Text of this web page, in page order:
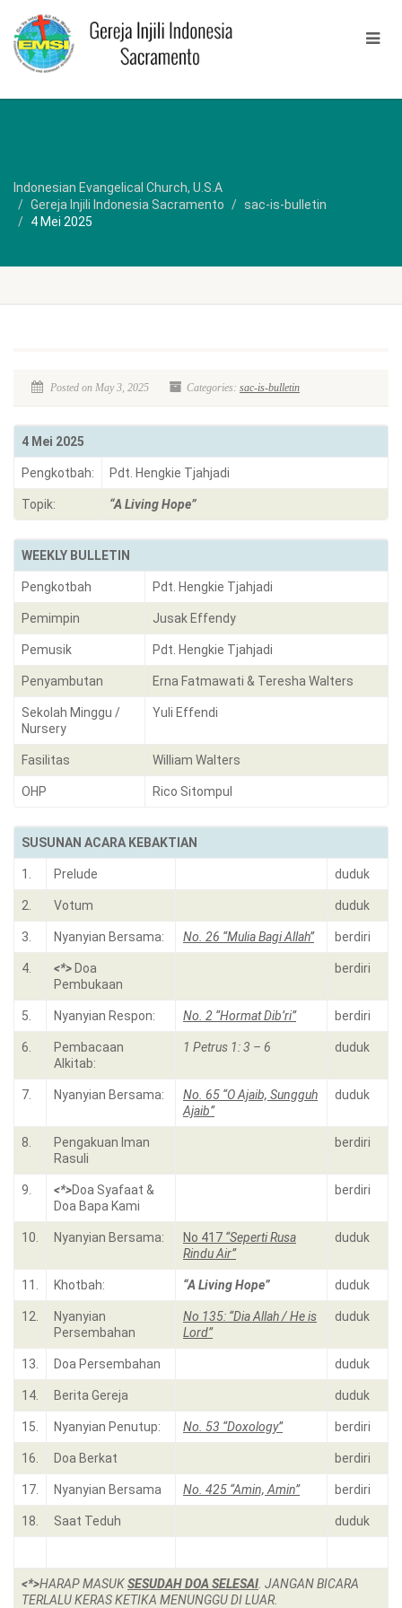
Indonesian Evangelical Church, U.S.A
Gereja Injili Indonesia Sacramento
sac-is-bulletin
4 Mei 2025
Posted on May 3, 2025 Categories: sac-is-bulletin
4 Mei 2025
Pengkotbah: Pdt. Hengkie Tjahjadi
Topik: “A Living Hope”
WEEKLY BULLETIN
Pengkotbah Pdt. Hengkie Tjahjadi
Pemimpin Jusak Effendy
Pemusik Pdt. Hengkie Tjahjadi
Penyambutan Erna Fatmawati & Teresha Walters
Sekolah Minggu /
Nursery
Yuli Effendi
Fasilitas William Walters
OHP Rico Sitompul
SUSUNAN ACARA KEBAKTIAN
1. Prelude duduk
2. Votum duduk
3. Nyanyian Bersama: No. 26 “Mulia Bagi Allah” berdiri
4. <*> Doa
Pembukaan
berdiri
5. Nyanyian Respon: No. 2 “Hormat Dib’ri” berdiri
6.
Pembacaan
Alkitab:
1 Petrus 1: 3 – 6 duduk
7. Nyanyian Bersama:
No. 65 “O Ajaib, Sungguh
Ajaib”
duduk
8.
Pengakuan Iman
Rasuli
berdiri
9. <*>Doa Syafaat &
Doa Bapa Kami
berdiri
10. Nyanyian Bersama: No 417 “Seperti Rusa
Rindu Air”
duduk
11. Khotbah: “A Living Hope” duduk
12.
Nyanyian
Persembahan
No 135: “Dia Allah / He is
Lord”
duduk
13. Doa Persembahan duduk
14. Berita Gereja duduk
15. Nyanyian Penutup: No. 53 “Doxology” berdiri
16. Doa Berkat berdiri
17. Nyanyian Bersama No. 425 “Amin, Amin” berdiri
18. Saat Teduh duduk
<*>HARAP MASUKSESUDAH DOA SELESAI . JANGAN BICARA
TERLALU KERAS KETIKA MENUNGGU DI LUAR.